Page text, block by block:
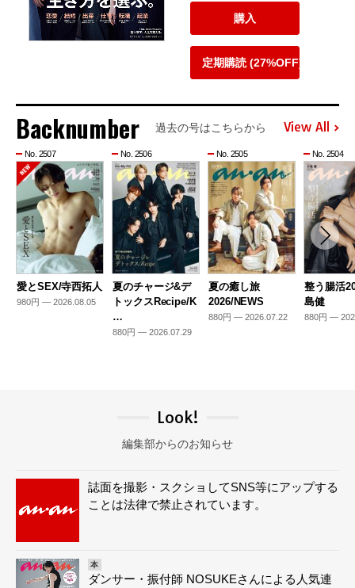
購入
定期購読 (27%OFF)
Backnumber 過去の号はこちらから View All
No. 2507
愛とSEX/寺西拓人
980円 — 2026.08.05
No. 2506
夏のチャージ&デ
トックスRecipe/K
…
880円 — 2026.07.29
No. 2505
夏の癒し旅
2026/NEWS
880円 — 2026.07.22
No. 2504
整う腸活
島健
880円 —
Look!
編集部からのお知らせ
誌面を撮影・スクショしてSNS等にアップする
ことは法律で禁止されています。
本
ダンサー・振付師 NOSUKEさんによる人気連